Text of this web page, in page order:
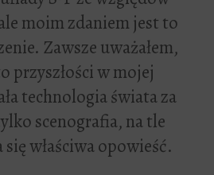
moim zdaniem jest to
Zawsze uważałem,
przyszłości w mojej
technologia świata za
scenografia, na tle
właściwa opowieść.